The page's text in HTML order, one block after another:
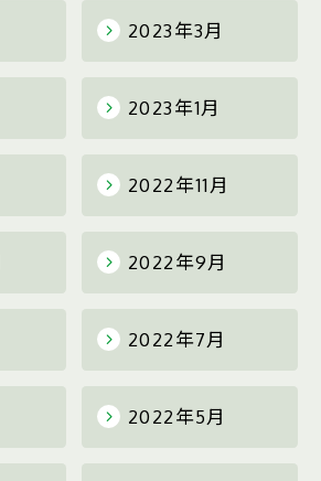
2023年3月
2023年1月
2022年11月
2022年9月
2022年7月
2022年5月